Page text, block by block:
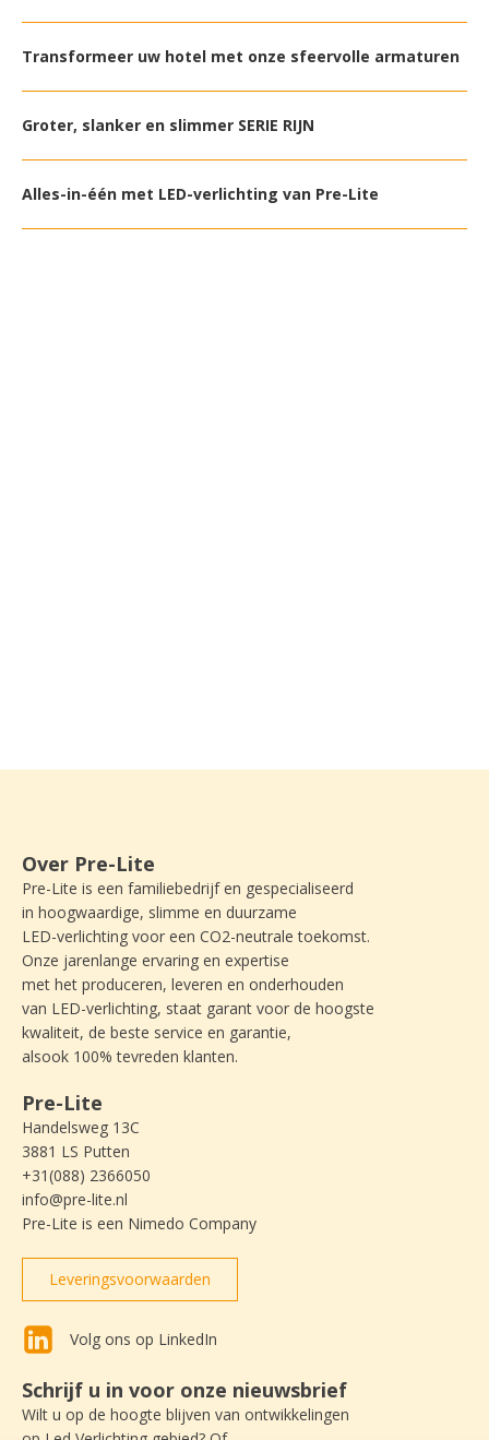
Transformeer uw hotel met onze sfeervolle armaturen
Groter, slanker en slimmer SERIE RIJN
Alles-in-één met LED-verlichting van Pre-Lite
Over Pre-Lite
Pre-Lite is een familiebedrijf en gespecialiseerd
in hoogwaardige, slimme en duurzame
LED-verlichting voor een CO2-neutrale toekomst.
Onze jarenlange ervaring en expertise
met het produceren, leveren en onderhouden
van LED-verlichting, staat garant voor de hoogste
kwaliteit, de beste service en garantie,
alsook 100% tevreden klanten.
Pre-Lite
Handelsweg 13C
3881 LS Putten
+31(088) 2366050
info@pre-lite.nl
Pre-Lite is een Nimedo Company
Leveringsvoorwaarden
Volg ons op LinkedIn
Schrijf u in voor onze nieuwsbrief
Wilt u op de hoogte blijven van ontwikkelingen